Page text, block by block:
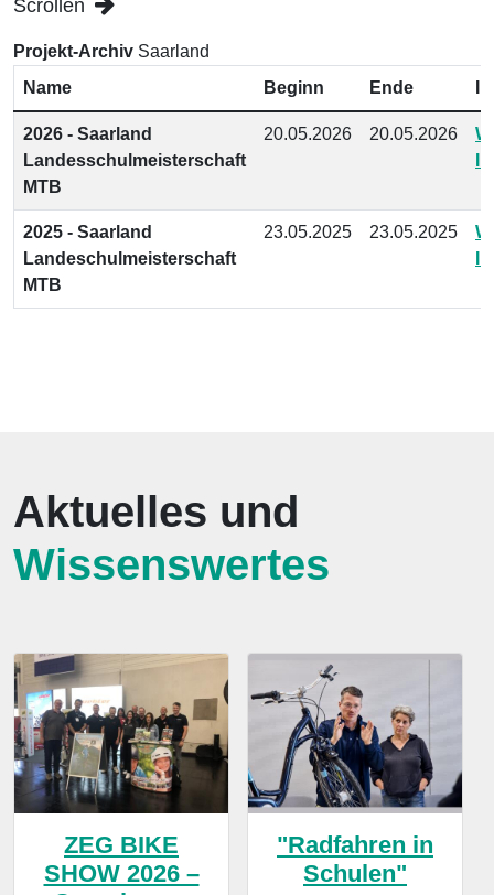
Scrollen
Projekt-Archiv Saarland
Name
Beginn Ende
2026 - Saarland
Landesschulmeisterschaft
MTB
20.05.2026 20.05.2026
2025 - Saarland
Landeschulmeisterschaft
MTB
23.05.2025 23.05.2025
Aktuelles und
Wissenswertes
ZEG BIKE
SHOW 2026 –
"Radfahren in
Schulen"